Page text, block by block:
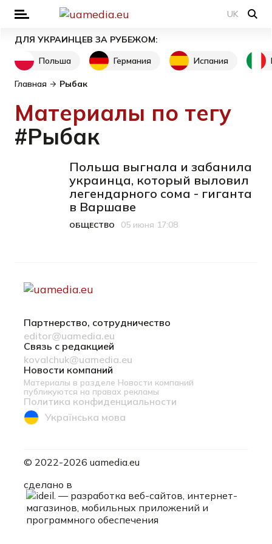
UK
ДЛЯ УКРАИНЦЕВ ЗА РУБЕЖОМ:
Польша
Германия Испания
Главная Рыбак
Материалы по тегу
#Рыбак
Польша выгнала и забанила
украинца, который выловил
легендарного сома - гиганта
в Варшаве
Категория
ОБЩЕСТВО
Дата публикации
05 июня 17:08
Партнерство, сотрудничество
editor@uamedia.eu
Связь с редакцией
kovalchuk@uamedia.eu
Новости компаний
Материалы в разделе Новости компаний
публикуются на правах рекламы
Политика конфиденциальности
Українська мова
© 2022-2026 uamedia.eu
сделано в